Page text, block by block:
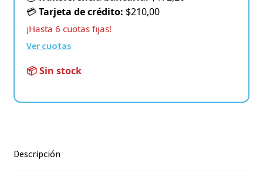
💳Tarjeta de crédito: $210,00
¡Hasta 6 cuotas fijas!
Ver cuotas
📦 Sin stock
Descripción